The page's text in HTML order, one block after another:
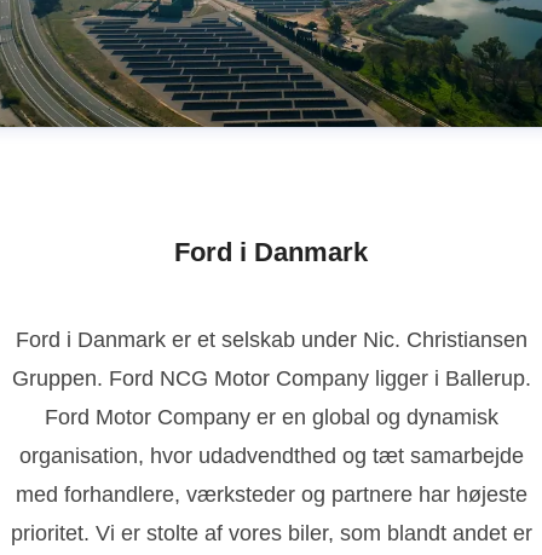
Ford i Danmark
Ford i Danmark er et selskab under Nic. Christiansen
Gruppen. Ford NCG Motor Company ligger i Ballerup.
Ford Motor Company er en global og dynamisk
organisation, hvor udadvendthed og tæt samarbejde
med forhandlere, værksteder og partnere har højeste
prioritet. Vi er stolte af vores biler, som blandt andet er